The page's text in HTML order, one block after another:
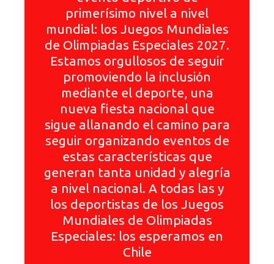
primerísimo nivel a nivel
mundial: los Juegos Mundiales
de Olimpiadas Especiales 2027.
Estamos orgullosos de seguir
promoviendo la inclusión
mediante el deporte, una
nueva fiesta nacional que
sigue allanando el camino para
seguir organizando eventos de
estas características que
generan tanta unidad y alegría
a nivel nacional. A todas las y
los deportistas de los Juegos
Mundiales de Olimpiadas
Especiales: los esperamos en
Chile